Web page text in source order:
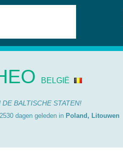
BELGIË
BALTISCHE STATEN!
dagen geleden in Poland, Litouwen